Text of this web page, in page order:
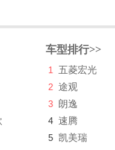
车型排行>>
1 五菱宏光
2 途观
3 朗逸
4 速腾
5 凯美瑞